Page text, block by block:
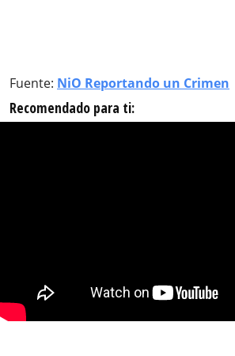
Fuente: NiO Reportando un Crimen
Recomendado para ti: